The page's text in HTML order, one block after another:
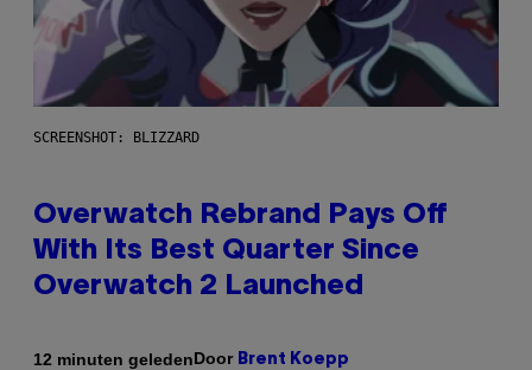
SCREENSHOT: BLIZZARD
Overwatch Rebrand Pays Off
With Its Best Quarter Since
Overwatch 2 Launched
12 minuten geledenDoor Brent Koepp